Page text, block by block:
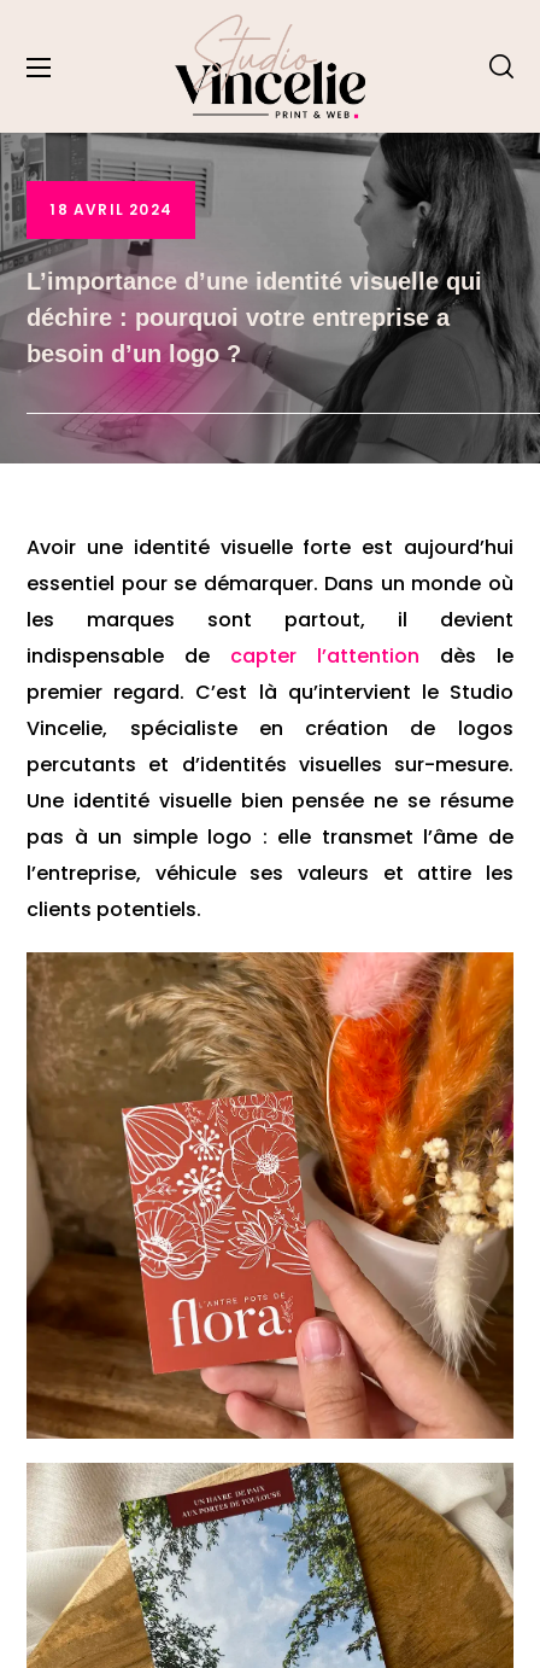
18 AVRIL 2024
L’importance d’une identité visuelle qui
déchire : pourquoi votre entreprise a
besoin d’un logo ?
Avoir une identité visuelle forte est aujourd’hui
essentiel pour se démarquer. Dans un monde où
les marques sont partout, il devient
indispensable de capter l’attention dès le
premier regard. C’est là qu’intervient le Studio
Vincelie, spécialiste en création de logos
percutants et d’identités visuelles sur-mesure.
Une identité visuelle bien pensée ne se résume
pas à un simple logo : elle transmet l’âme de
l’entreprise, véhicule ses valeurs et attire les
clients potentiels.